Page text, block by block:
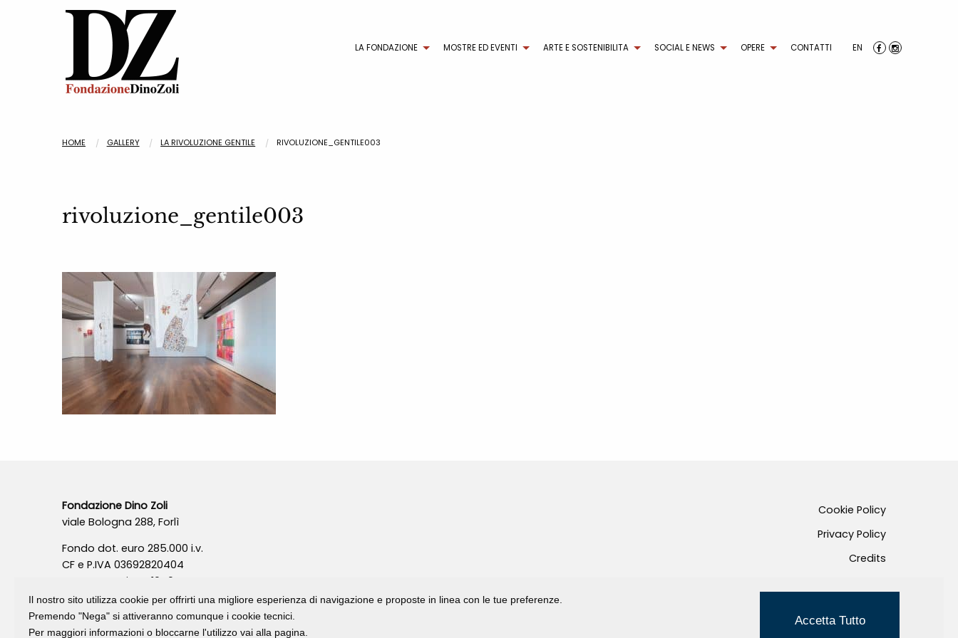
LA FONDAZIONE MOSTRE ED EVENTI ARTE E SOSTENIBILITA SOCIAL E NEWS OPERE CONTATTI EN
HOME GALLERY LA RIVOLUZIONE GENTILE RIVOLUZIONE_GENTILE003
rivoluzione_gentile003
Fondazione Dino Zoli
viale Bologna 288, Forlì
Fondo dot. euro 285.000 i.v.
CF e P.IVA 03692820404
Isc.Reg Per.Giu. n. 10404
Cookie Policy
Privacy Policy
Credits
Il nostro sito utilizza cookie per offrirti una migliore esperienza di navigazione e proposte in linea con le tue preferenze.
Premendo "Nega" si attiveranno comunque i cookie tecnici.
Per maggiori informazioni o bloccarne l'utilizzo vai alla pagina.
Accetta Tutto